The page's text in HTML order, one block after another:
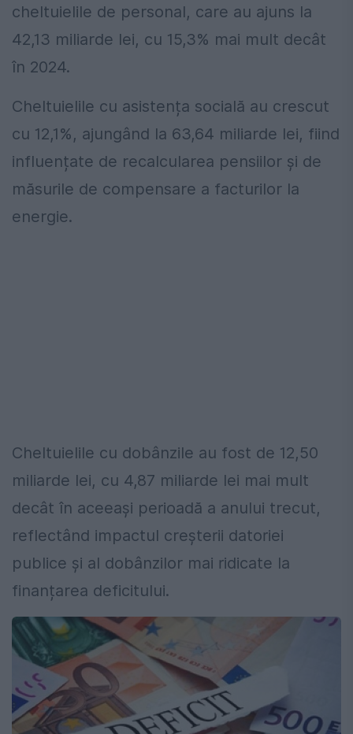
cheltuielile de personal, care au ajuns la
42,13 miliarde lei, cu 15,3% mai mult decât
în 2024.
Cheltuielile cu asistența socială au crescut
cu 12,1%, ajungând la 63,64 miliarde lei, fiind
influențate de recalcularea pensiilor și de
măsurile de compensare a facturilor la
energie.
Cheltuielile cu dobânzile au fost de 12,50
miliarde lei, cu 4,87 miliarde lei mai mult
decât în aceeași perioadă a anului trecut,
reflectând impactul creșterii datoriei
publice și al dobânzilor mai ridicate la
finanțarea deficitului.